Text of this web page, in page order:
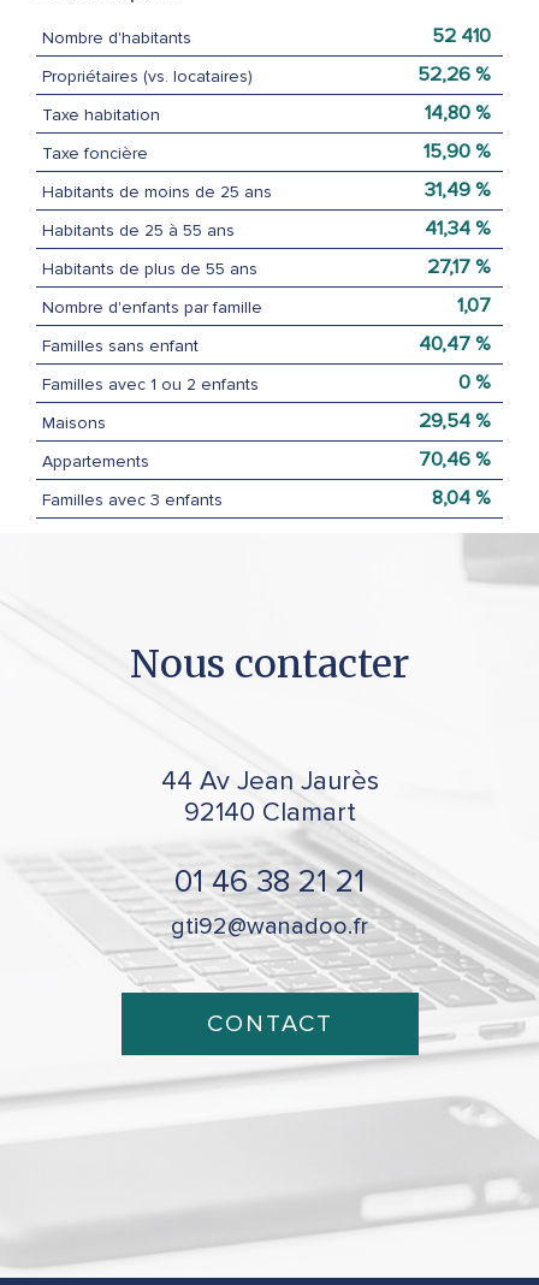
Nombre d'habitants 52 410
Propriétaires (vs. locataires) 52,26 %
Taxe habitation 14,80 %
Taxe foncière 15,90 %
Habitants de moins de 25 ans 31,49 %
Habitants de 25 à 55 ans 41,34 %
Habitants de plus de 55 ans 27,17 %
Nombre d'enfants par famille 1,07
Familles sans enfant 40,47 %
Familles avec 1 ou 2 enfants 0 %
Maisons 29,54 %
Appartements 70,46 %
Familles avec 3 enfants 8,04 %
nous contacter
44 Av Jean Jaurès
92140 Clamart
01 46 38 21 21
gti92@wanadoo.fr
CONTACT